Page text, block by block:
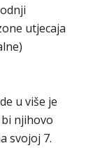
utjecaja
u više je
njihovo
svojoj 7.